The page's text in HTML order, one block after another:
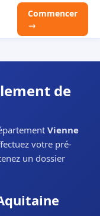
Commencer
→
de
Vienne
votre pré-
un dossier